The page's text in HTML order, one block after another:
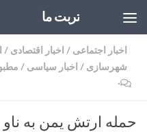
تربت ما
اخبار اجتماعی / اخبار اقتصادی /
شهرسازی / اخبار سیاسی /
۰
حمله ارتش یمن به ناو